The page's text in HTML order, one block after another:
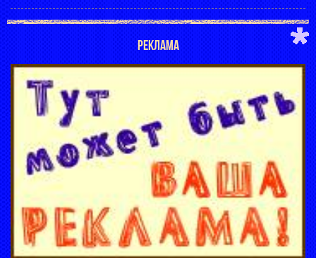
РЕКЛАМА